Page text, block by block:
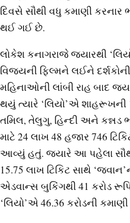
દિવસે સૌથી વધુ કમાણી કરનાર
થઈ ગઈ છે.
લોકેશ કનાગરાજે જ્યારથી
વિજયની ફિલ્મને લઈને
મહિનાઓની લાંબી રાહ બાદ
થયું ત્યારે ‘લિયો’એ શાહરૂખની
તમિલ, તેલુગુ, હિન્દી અને કન્નડ
માટે 24 લાખ 48 હજાર 746
આવ્યું હતું. જ્યારે આ પહેલા
15.75 લાખ ટિકિટ સાથે
એડવાન્સ બુકિંગથી 41 કરોડ
‘લિયો’એ 46.36 કરોડની